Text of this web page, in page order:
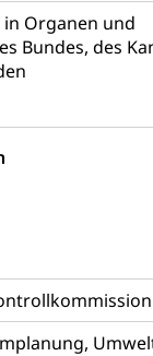
Organen und
Bundes, des
Testament,
Armee